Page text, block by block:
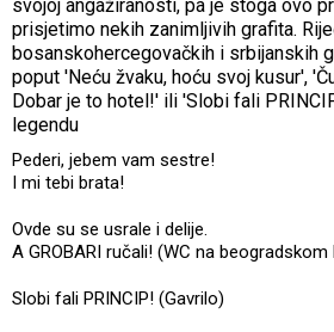
svojoj angažiranosti, pa je stoga ovo
prisjetimo nekih zanimljivih grafita.
bosanskohercegovačkih i srbijanskih
poput 'Neću žvaku, hoću svoj kusur',
Dobar je to hotel!' ili 'Slobi fali
legendu
Pederi, jebem vam sestre!
I mi tebi brata!
Ovde su se usrale i delije.
A GROBARI ručali! (WC na beogradskom
Slobi fali PRINCIP! (Gavrilo)